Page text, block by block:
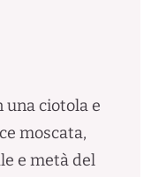
una ciotola e
moscata,
e metà del